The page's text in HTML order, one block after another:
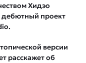
Хидэо
проект
версии
расскажет об